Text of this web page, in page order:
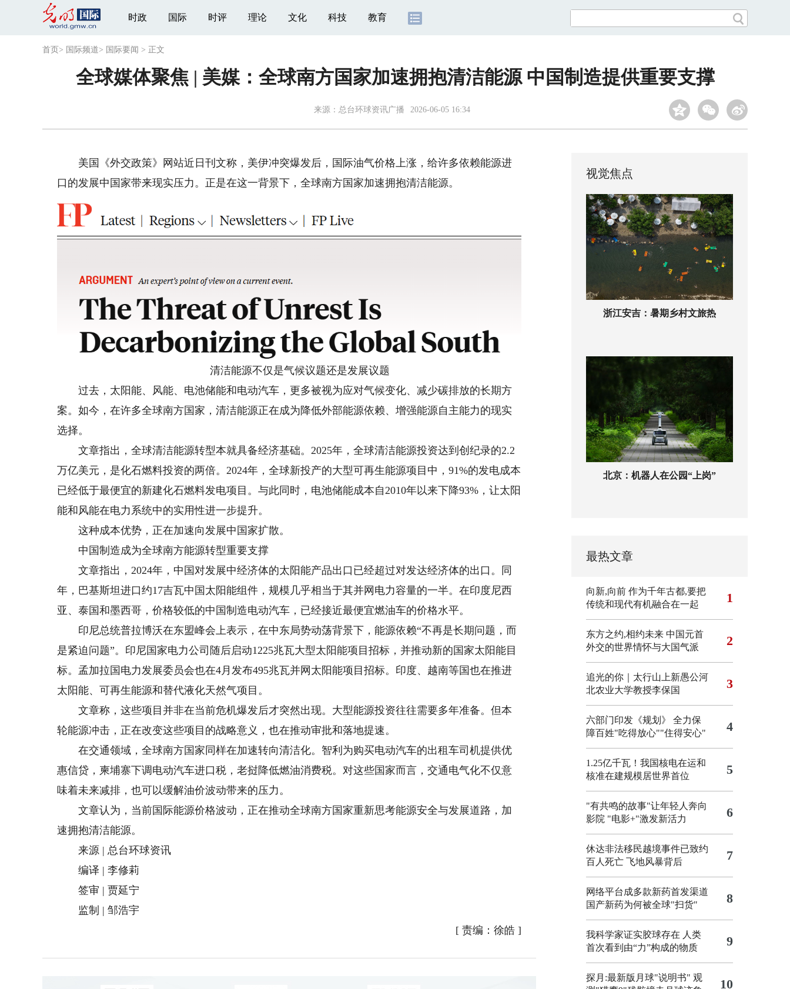
时政 国际 时评 理论 文化 科技 教育
首页 > 国际频道> 国际要闻 > 正文
全球媒体聚焦 | 美媒：全球南方国家加速拥抱清洁能源 中国制造提供重要支撑
来源：总台环球资讯广播 2026-06-05 16:34
美国《外交政策》网站近日刊文称，美伊冲突爆发后，国际油气价格上涨，给许多依赖能源进
口的发展中国家带来现实压力。正是在这一背景下，全球南方国家加速拥抱清洁能源。
清洁能源不仅是气候议题还是发展议题
过去，太阳能、风能、电池储能和电动汽车，更多被视为应对气候变化、减少碳排放的长期方
案。如今，在许多全球南方国家，清洁能源正在成为降低外部能源依赖、增强能源自主能力的现实
选择。
文章指出，全球清洁能源转型本就具备经济基础。2025年，全球清洁能源投资达到创纪录的2.2
万亿美元，是化石燃料投资的两倍。2024年，全球新投产的大型可再生能源项目中，91%的发电成本
已经低于最便宜的新建化石燃料发电项目。与此同时，电池储能成本自2010年以来下降93%，让太阳
能和风能在电力系统中的实用性进一步提升。
这种成本优势，正在加速向发展中国家扩散。
中国制造成为全球南方能源转型重要支撑
文章指出，2024年，中国对发展中经济体的太阳能产品出口已经超过对发达经济体的出口。同
年，巴基斯坦进口约17吉瓦中国太阳能组件，规模几乎相当于其并网电力容量的一半。在印度尼西
亚、泰国和墨西哥，价格较低的中国制造电动汽车，已经接近最便宜燃油车的价格水平。
印尼总统普拉博沃在东盟峰会上表示，在中东局势动荡背景下，能源依赖“不再是长期问题，而
是紧迫问题”。印尼国家电力公司随后启动1225兆瓦大型太阳能项目招标，并推动新的国家太阳能目
标。孟加拉国电力发展委员会也在4月发布495兆瓦并网太阳能项目招标。印度、越南等国也在推进
太阳能、可再生能源和替代液化天然气项目。
文章称，这些项目并非在当前危机爆发后才突然出现。大型能源投资往往需要多年准备。但本
轮能源冲击，正在改变这些项目的战略意义，也在推动审批和落地提速。
在交通领域，全球南方国家同样在加速转向清洁化。智利为购买电动汽车的出租车司机提供优
惠信贷，柬埔寨下调电动汽车进口税，老挝降低燃油消费税。对这些国家而言，交通电气化不仅意
味着未来减排，也可以缓解油价波动带来的压力。
文章认为，当前国际能源价格波动，正在推动全球南方国家重新思考能源安全与发展道路，加
速拥抱清洁能源。
来源 | 总台环球资讯
编译 | 李修莉
签审 | 贾延宁
监制 | 邹浩宇
[ 责编：徐皓 ]
视觉焦点
浙江安吉：暑期乡村文旅热
北京：机器人在公园“上岗”
最热文章
向新,向前 作为千年古都,要把
传统和现代有机融合在一起
1
东方之约,相约未来 中国元首
外交的世界情怀与大国气派
2
追光的你｜太行山上新愚公河
北农业大学教授李保国
3
六部门印发《规划》 全力保
障百姓"吃得放心""住得安心"
4
1.25亿千瓦！我国核电在运和
核准在建规模居世界首位
5
"有共鸣的故事"让年轻人奔向
影院 "电影+"激发新活力 6
休达非法移民越境事件已致约
百人死亡 飞地风暴背后 7
网络平台成多款新药首发渠道
国产新药为何被全球"扫货"
8
我科学家证实胶球存在 人类
首次看到由“力”构成的物质
9
探月:最新版月球"说明书" 观
10